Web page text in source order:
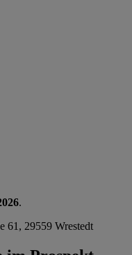
.
61, 29559 Wrestedt